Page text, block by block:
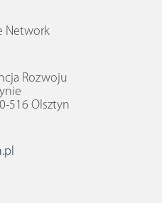
Network
Rozwoju
516 Olsztyn